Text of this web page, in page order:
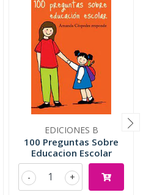
EDICIONES B
100 Preguntas Sobre
Educacion Escolar
+
-